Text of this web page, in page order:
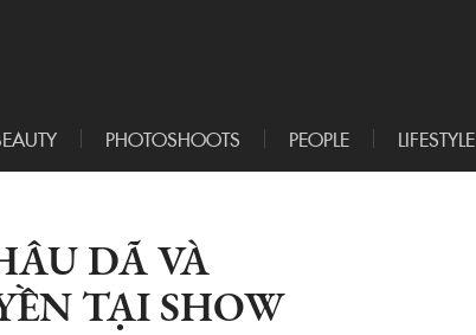
PHOTOSHOOTS PEOPLE LIFESTYLE
DÃ VÀ
TẠI SHOW